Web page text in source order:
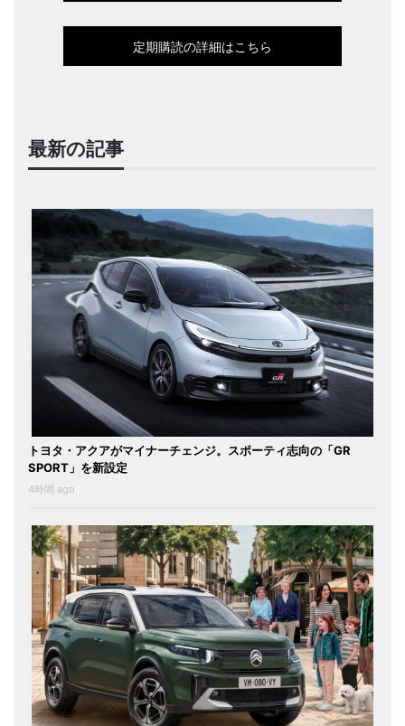
定期購読の詳細はこちら
最新の記事
トヨタ・アクアがマイナーチェンジ。スポーティ志向の「GR
SPORT」を新設定
4時間 ago